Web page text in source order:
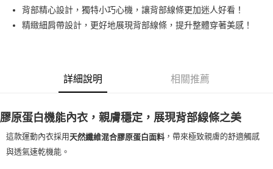
全家超取(2000以上免運)
每筆NT$100，滿NT$2,000(含以上)免運費
7-11超取(2000以上免運)
每筆NT$100
背部精心設計，獨特小巧心機，讓背部線條更加迷人好看！
精緻細肩帶設計，更好地展現背部線條，提升整體穿著美感！
詳細說明 相關推薦
膠原蛋白機能內衣，親膚穩定，展現背部線條之美
這款運動內衣採用天然纖維混合膠原蛋白面料 ，帶來極致親膚的舒適觸感
與透氣速乾機能。